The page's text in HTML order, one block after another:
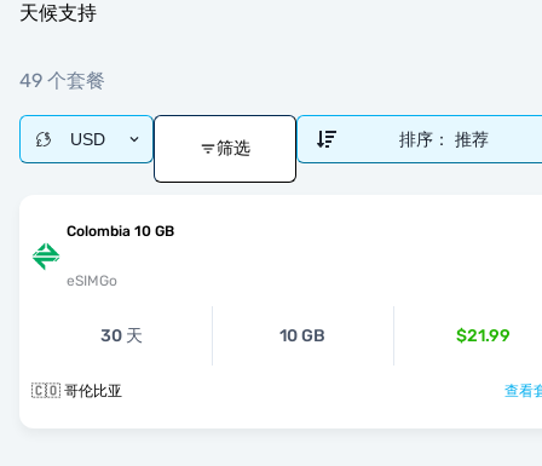
天候支持
49 个套餐
USD 筛选 排序： 推荐
Colombia 10 GB
eSIMGo
30 天 10 GB $21.99
🇨🇴 哥伦比亚 查看